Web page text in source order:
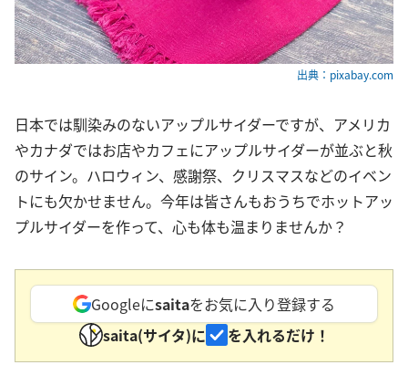
出典：pixabay.com
日本では馴染みのないアップルサイダーですが、アメリカ
やカナダではお店やカフェにアップルサイダーが並ぶと秋
のサイン。ハロウィン、感謝祭、クリスマスなどのイベン
トにも欠かせません。今年は皆さんもおうちでホットアッ
プルサイダーを作って、心も体も温まりませんか？
Googleにsaitaをお気に入り登録する
saita(サイタ)に
を入れるだけ！